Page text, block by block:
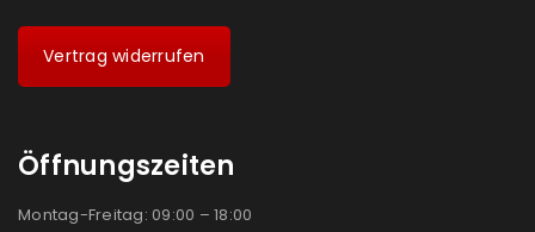
Vertrag widerrufen
Öffnungszeiten
Montag-Freitag: 09:00 – 18:00